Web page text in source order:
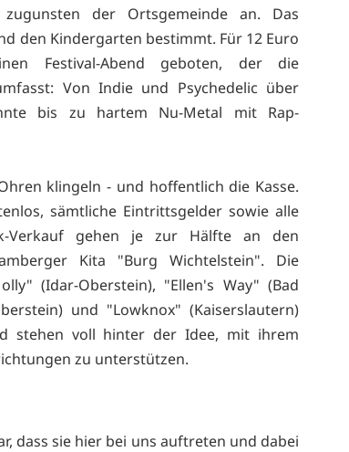
der Ortsgemeinde an. Das
den Kindergarten bestimmt. Für 12 Euro
Festival-Abend geboten, der die
Von Indie und Psychedelic über
bis zu hartem Nu-Metal mit Rap-
klingeln - und hoffentlich die Kasse.
sämtliche Eintrittsgelder sowie alle
Verkauf gehen je zur Hälfte an den
Kita "Burg Wichtelstein". Die
(Idar-Oberstein), "Ellen's Way" (Bad
und "Lowknox" (Kaiserslautern)
stehen voll hinter der Idee, mit ihrem
zu unterstützen.
dass sie hier bei uns auftreten und dabei